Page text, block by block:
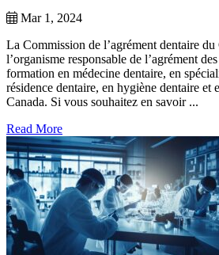
Mar 1, 2024
La Commission de l’agrément dentaire
l’organisme responsable de l’agrément
formation en médecine dentaire, en
résidence dentaire, en hygiène dentaire et
Canada. Si vous souhaitez en savoir ...
Read More